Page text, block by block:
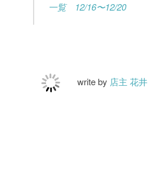
一覧 12/16〜12/20
write by 店主 花井